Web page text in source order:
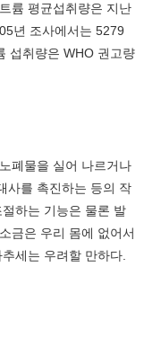
륨 평균섭취량은 지난
년 조사에서는 5279
섭취량은 WHO 권고량
폐물을 실어 나르거나
사를 촉진하는 등의 작
하는 기능은 물론 발
금은 우리 몸에 없어서
세는 우려할 만하다.